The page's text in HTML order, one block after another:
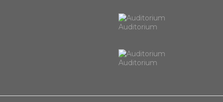
Auditorium
Auditorium